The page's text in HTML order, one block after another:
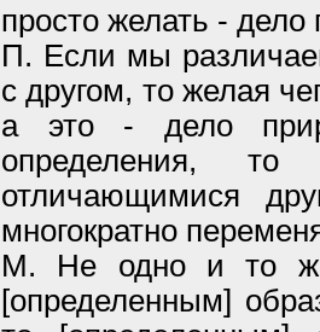
просто желать -
П. Если мы
с другом, то желая
а это - дело
определения,
отличающимися
многократно
М. Не одно и то
[определенным]